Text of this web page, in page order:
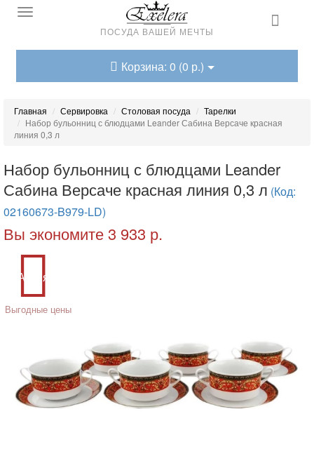
ПОСУДА ВАШЕЙ МЕЧТЫ
Корзина: 0 (0 р.)
Главная Сервировка Столовая посуда
Тарелки
Набор бульонниц с блюдцами Leander Сабина Версаче красная
линия 0,3 л
Набор бульонниц с блюдцами Leander
Сабина Версаче красная линия 0,3 л (Код:
02160673-B979-LD)
Вы экономите 3 933 р.
Акция
Выгодные цены